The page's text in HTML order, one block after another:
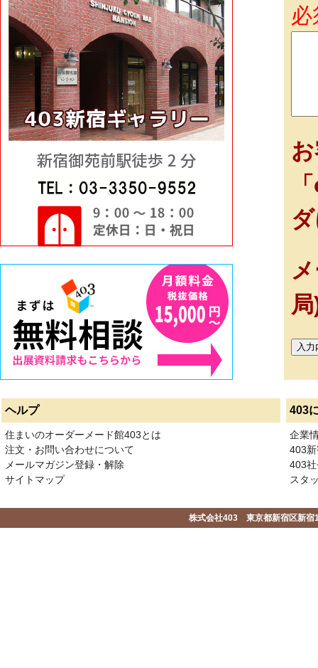
必
ヘルプ 403
住まいのオーダーメード館403とは
注文・お問い合わせについて
メールマガジン登録・解除
サイトマップ
企業
403
403
スタ
株式会社403 東京都新宿区新